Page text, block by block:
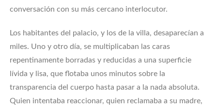
conversación con su más cercano interlocutor.
Los habitantes del palacio, y los de la villa, desaparecían a
miles. Uno y otro día, se multiplicaban las caras
repentinamente borradas y reducidas a una superficie
lívida y lisa, que flotaba unos minutos sobre la
transparencia del cuerpo hasta pasar a la nada absoluta.
Quien intentaba reaccionar, quien reclamaba a su madre,